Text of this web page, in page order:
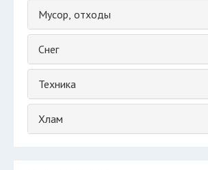
Мусор, отходы
Снег
Техника
Хлам